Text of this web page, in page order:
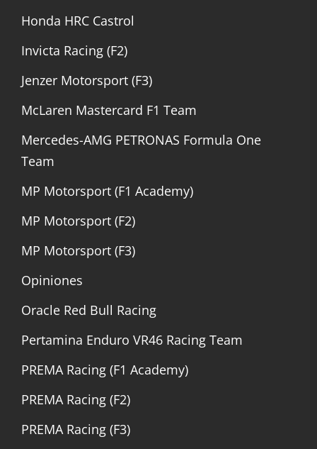
Honda HRC Castrol
Invicta Racing (F2)
Jenzer Motorsport (F3)
McLaren Mastercard F1 Team
Mercedes-AMG PETRONAS Formula One
Team
MP Motorsport (F1 Academy)
MP Motorsport (F2)
MP Motorsport (F3)
Opiniones
Oracle Red Bull Racing
Pertamina Enduro VR46 Racing Team
PREMA Racing (F1 Academy)
PREMA Racing (F2)
PREMA Racing (F3)